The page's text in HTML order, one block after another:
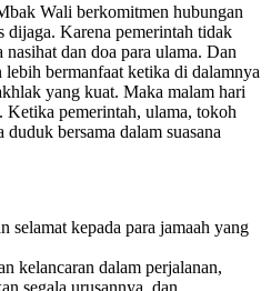
Wali berkomitmen hubungan
dijaga. Karena pemerintah tidak
dan doa para ulama. Dan
bermanfaat ketika di dalamnya
yang kuat. Maka malam hari
pemerintah, ulama, tokoh
bersama dalam suasana
selamat kepada para jamaah yang
kelancaran dalam perjalanan,
segala urusannya, dan